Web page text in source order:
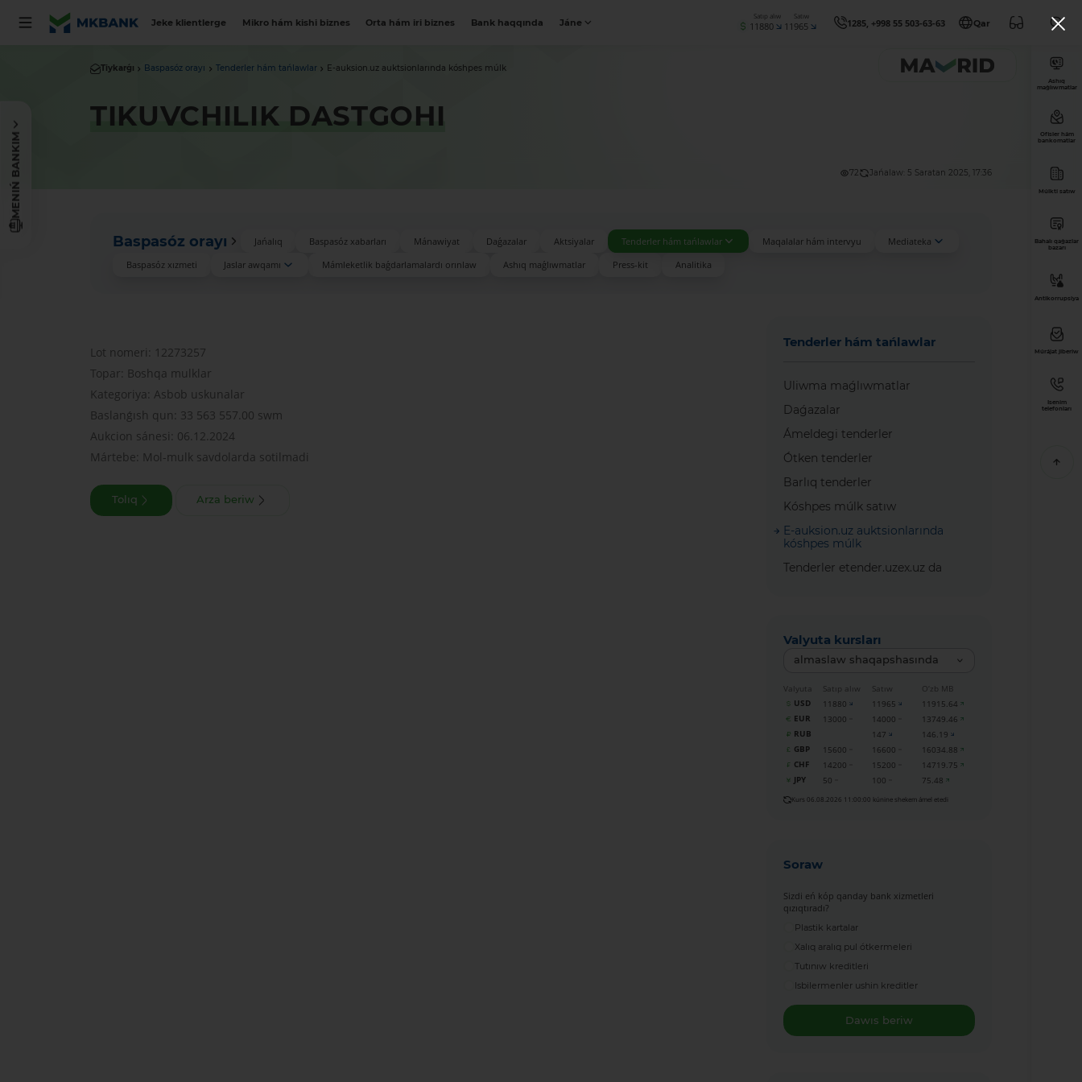
Jeke klientlerge Mikro hám kishi biznes Orta hám iri biznes Bank haqqında Jáne
Satıp alıw
11880
Satıw
11965 1285, +998 55 503-63-63 Qar
MENIŃ BANKIM
Tiykarǵı Baspasóz orayı Tenderler hám tańlawlar E-auksion.uz auktsionlarında kóshpes múlk
TIKUVCHILIK DASTGOHI
72 Jańalaw: 5 Saratan 2025, 17:36
Baspasóz orayı Jańalıq Baspasóz xabarları Mánawiyat Daǵazalar Aktsiyalar Tenderler hám tańlawlar Maqalalar hám intervyu
Mediateka
Baspasóz xızmeti
Jaslar awqamı Mámleketlik baǵdarlamalardı orınlaw Ashıq maǵlıwmatlar Press-kit Analitika
Lot nomeri: 12273257
Topar: Boshqa mulklar
Kategoriya: Asbob uskunalar
Baslanǵısh qun: 33 563 557.00 swm
Aukcion sánesi: 06.12.2024
Mártebe: Mol-mulk savdolarda sotilmadi
Tolıq Arza beriw
Tenderler hám tańlawlar
Uliwma maǵlıwmatlar
Daǵazalar
Ámeldegi tenderler
Ótken tenderler
Barlıq tenderler
Kóshpes múlk satıw
E-auksion.uz auktsionlarında
kóshpes múlk
Tenderler etender.uzex.uz da
Valyuta kursları
almaslaw shaqapshasında
Valyuta Satıp alıw Satıw
O‘zb MB
USD
11880 11965
11915.64
EUR
13000 14000
13749.46
RUB
147
146.19
GBP
15600 16600
16034.88
CHF
14200 15200
14719.75
JPY
50 100 75.48
Kurs 06.08.2026 11:00:00 kúnine shekem ámel etedi
Soraw
Sizdi eń kóp qanday bank xizmetleri
qızıqtıradı?
Plastik kartalar
Xalıq aralıq pul ótkermeleri
Tutınıw kreditleri
Isbilermenler ushin kreditler
Dawıs beriw
Ashıq
maǵlıwmatlar
Ofisler hám
bankomatlar
Múlkti satıw
Bahalı qaǵazlar
bazarı
Antikorrupsiya
Múrájat jiberiw
Isenim
telefonları